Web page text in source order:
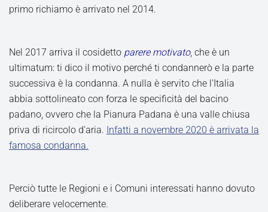
primo richiamo è arrivato nel 2014.
Nel 2017 arriva il cosidetto parere motivato, che è un
ultimatum: ti dico il motivo perché ti condannerò e la parte
successiva è la condanna. A nulla è servito che l’Italia
abbia sottolineato con forza le specificità del bacino
padano, ovvero che la Pianura Padana è una valle chiusa
priva di ricircolo d’aria. Infatti a novembre 2020 è arrivata la
famosa condanna.
Perciò tutte le Regioni e i Comuni interessati hanno dovuto
deliberare velocemente.